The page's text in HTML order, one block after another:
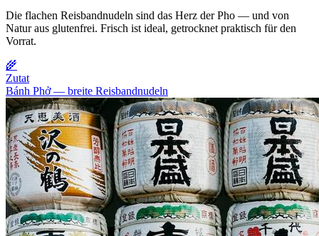
Die flachen Reisbandnudeln sind das Herz der Pho — und von
Natur aus glutenfrei. Frisch ist ideal, getrocknet praktisch für den
Vorrat.
🌾
Zutat
Bánh Phở — breite Reisbandnudeln